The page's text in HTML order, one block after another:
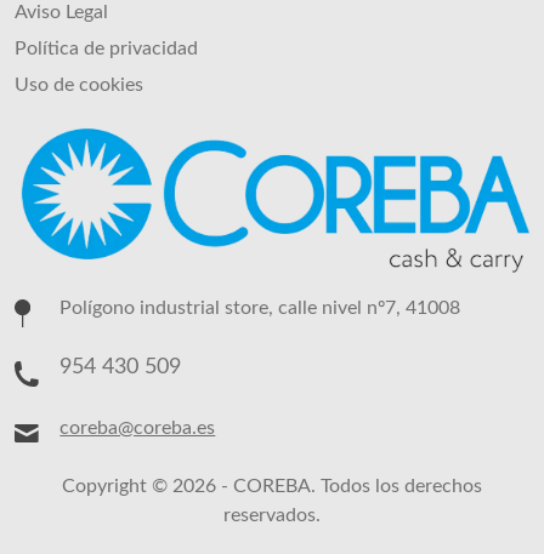
Aviso Legal
Política de privacidad
Uso de cookies
Polígono industrial store, calle nivel nº7, 41008
954 430 509
coreba@coreba.es
Copyright © 2026 - COREBA. Todos los derechos
reservados.